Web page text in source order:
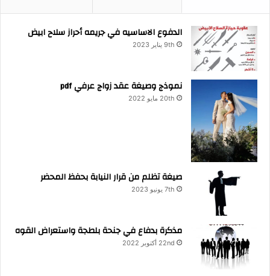
الدفوع الاساسيه في جريمه أحراز سلاح ابيض
9th يناير 2023
نموذج وصيغة عقد زواج عرفي pdf
20th مايو 2022
صيغة تظلم من قرار النيابة بحفظ المحضر
7th يونيو 2023
مذكرة بدفاع في جنحة بلطجة واستعراض القوه
22nd أكتوبر 2022